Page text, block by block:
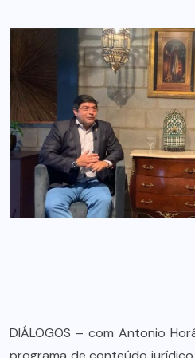
DIÁLOGOS – com Antonio